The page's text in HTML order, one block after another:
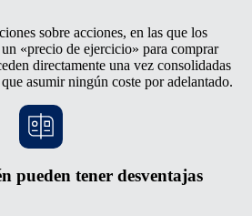
sobre acciones, en las que los
«precio de ejercicio» para comprar
directamente una vez consolidadas
asumir ningún coste por adelantado.
pueden tener desventajas